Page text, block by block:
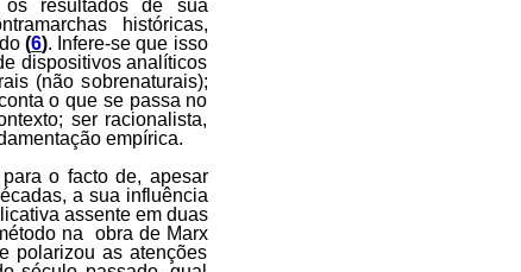
resultados de sua
históricas,
(6). Infere-se que isso
dispositivos analíticos
(não sobrenaturais);
o que se passa no
ser racionalista,
empírica.
o facto de, apesar
a sua influência
assente em duas
na obra de Marx
polarizou as atenções